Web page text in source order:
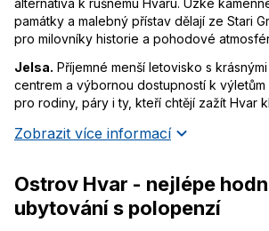
alternativa k rušnému Hvaru. Úzké
památky a malebný přístav dělají ze Stari
pro milovníky historie a pohodové
Jelsa. Příjemné menší letovisko s
centrem a výbornou dostupností k
pro rodiny, páry i ty, kteří chtějí zažít Hvar
Zobrazit více informací
Ostrov Hvar - nejlépe
ubytování s polopenzí